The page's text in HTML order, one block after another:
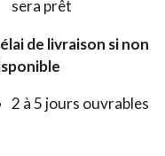
sera prêt
de livraison si non
2 à 5 jours ouvrables